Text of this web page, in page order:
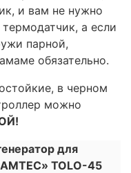
и вам не нужно
а если
парной,
обязательно.
в черном
можно
для
TOLO-45